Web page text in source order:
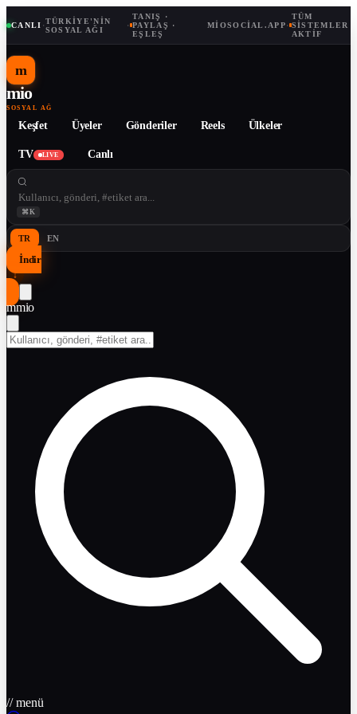
CANLI ·TÜRKIYE'NIN
SOSYAL AĞI
·
TANIŞ ·
PAYLAŞ ·
EŞLEŞ
MIOSOCIAL.APP·
TÜM
SISTEMLER
AKTIF
m
mio
SOSYAL AĞ
Keşfet Üyeler Gönderiler Reels Ülkeler
TV LIVE Canlı
⌘K
TR EN
İndir
↓
mmio
// menü